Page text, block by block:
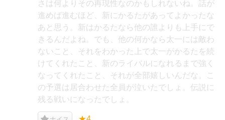
さは何よりその再現性なのかもしれないね。話が
進めば進むほど、新にかるたがあってよかったな
あと思う。新はかるたなら他の誰よりも上手にで
きるんだよね。でも、他の何かなら太一には敵わ
ないこと、それをわかった上で太一がかるたを続
けてくれたこと、新のライバルになれるまで強く
なってくれたこと、それが全部嬉しいんだな。こ
の予選は居合わせた全員が泣いたでしょ。伝説に
残る戦いになったでしょ。